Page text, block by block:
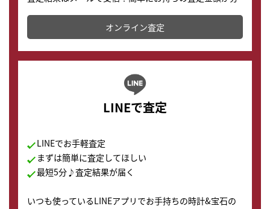
かります。
オンライン査定
LINEで査定
LINEでお手軽査定
まずは簡単に査定してほしい
最短5分♪査定結果が届く
いつも使っているLINEアプリでお手持ちの時計&宝石の